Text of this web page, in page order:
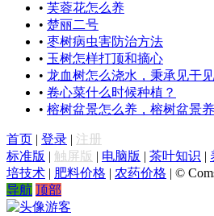
• 芙蓉花怎么养
• 楚丽二号
• 枣树病虫害防治方法
• 玉树怎样打顶和摘心
• 龙血树怎么浇水，秉承见干
• 卷心菜什么时候种植？
• 榕树盆景怎么养，榕树盆景
首页 | 登录 | 注册
标准版 | 触屏版 | 电脑版 | 茶叶知识 |
培技术 | 肥料价格 | 农药价格 | ©
导航 顶部
游客